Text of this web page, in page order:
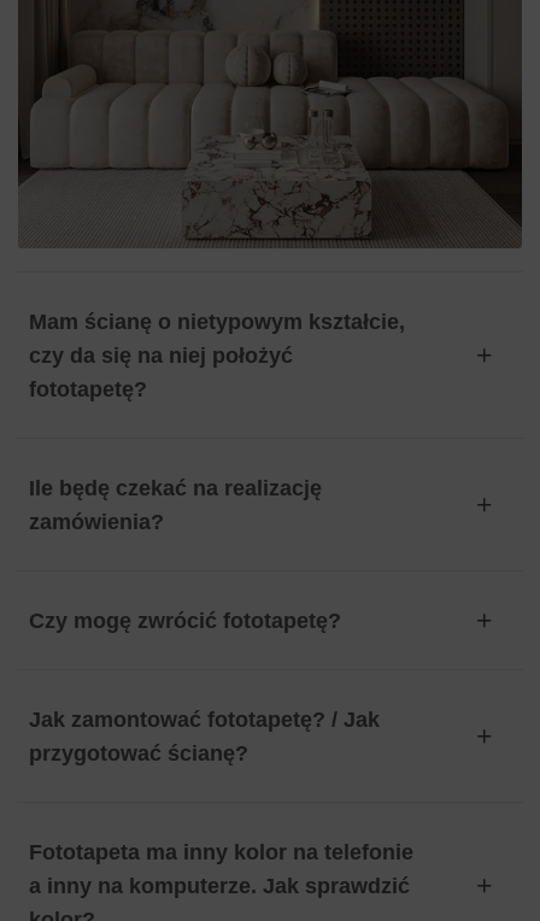
Mam ścianę o nietypowym kształcie,
czy da się na niej położyć
fototapetę?
Ile będę czekać na realizację
zamówienia?
Czy mogę zwrócić fototapetę?
Jak zamontować fototapetę? / Jak
przygotować ścianę?
Fototapeta ma inny kolor na telefonie
a inny na komputerze. Jak sprawdzić